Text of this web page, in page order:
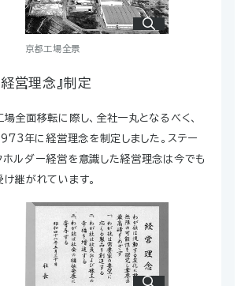
京都工場全景
経営理念』制定
場全面移転に際し、全社一丸となるべく、
年に経営理念を制定しました。ステー
ホルダー経営を意識した経営理念は今でも
け継がれています。
ショックで電気代が高騰した影響により、
とするアルミニウム製錬事業は、1980年
とんど姿を消しました。当社のカソードブ
、全量を輸出しています。